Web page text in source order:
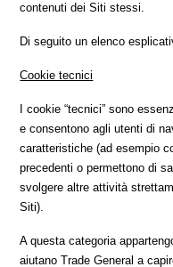
contenuti dei Siti stessi.
Di seguito un elenco
Cookie tecnici
I cookie “tecnici” sono
e consentono agli utenti di
caratteristiche (ad esempio
precedenti o permettono di
svolgere altre attività
Siti).
A questa categoria
aiutano Trade General a